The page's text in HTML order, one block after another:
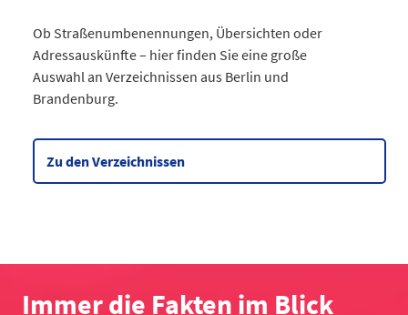
KategorieStraßenumbenennungen Berlin
2013
7
2014
8
2015
8
2022
2
Ob Straßenumbenennungen, Übersichten oder
Adressauskünfte – hier finden Sie eine große
Auswahl an Verzeichnissen aus Berlin und
Brandenburg.
Zu den Verzeichnissen
Immer die Fakten im Blick